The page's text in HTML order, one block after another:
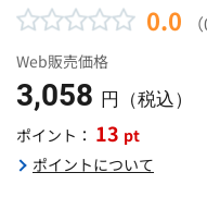
0.0
Web販売価格
3,058 円（税込）
ポイント： 13 pt
ポイントについて